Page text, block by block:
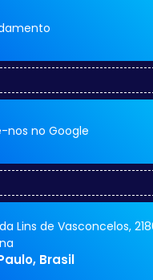
nos no Google
Lins de Vasconcelos,
Brasil